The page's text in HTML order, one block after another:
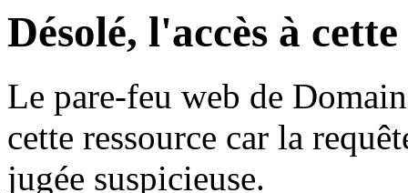
Désolé, l'accès à
Le pare-feu web de
cette ressource car la
jugée suspicieuse.